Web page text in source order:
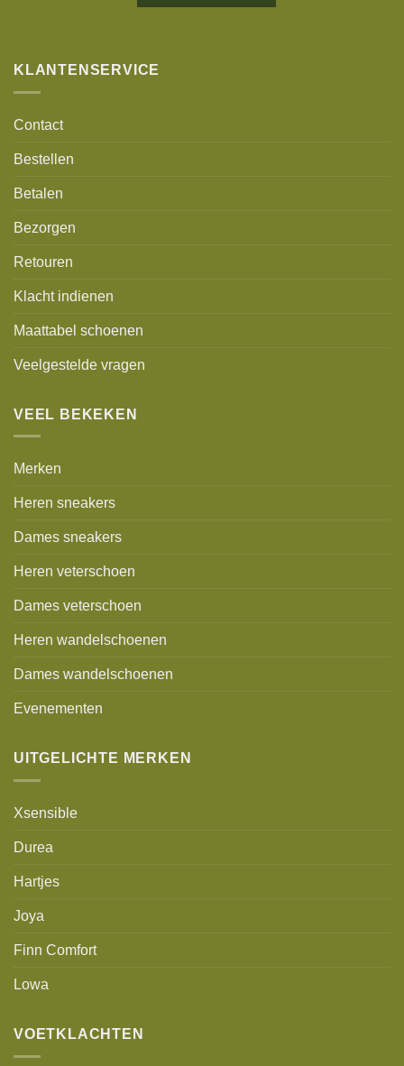
KLANTENSERVICE
Contact
Bestellen
Betalen
Bezorgen
Retouren
Klacht indienen
Maattabel schoenen
Veelgestelde vragen
VEEL BEKEKEN
Merken
Heren sneakers
Dames sneakers
Heren veterschoen
Dames veterschoen
Heren wandelschoenen
Dames wandelschoenen
Evenementen
UITGELICHTE MERKEN
Xsensible
Durea
Hartjes
Joya
Finn Comfort
Lowa
VOETKLACHTEN